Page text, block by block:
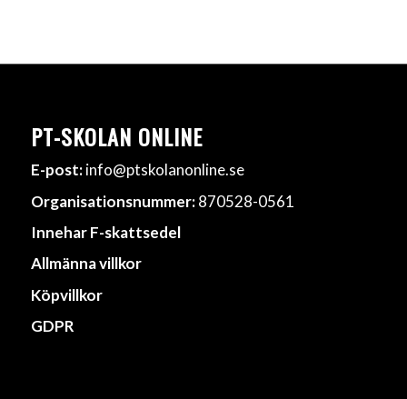
PT-SKOLAN ONLINE
E-post: info@ptskolanonline.se
Organisationsnummer: 870528-0561
Innehar F-skattsedel
Allmänna villkor
Köpvillkor
GDPR